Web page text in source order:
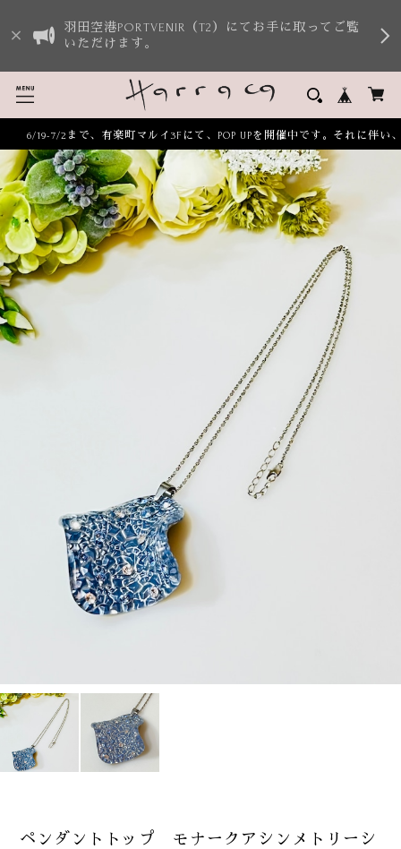
羽田空港PORTVENIR（T2）にてお手に取ってご覧
いただけます。
6/19-7/2まで、有楽町マルイ3Fにて、POP UPを開催中です。それに伴
ペンダントトップ モナークアシンメトリーシ